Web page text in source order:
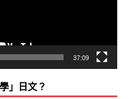
37:09
」日文？